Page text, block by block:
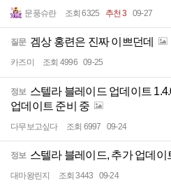
문풍슈란 조회 6325 추천 3 09-27
질문 겜상 홍련은 진짜 이쁘던데
카즈미 조회 4996 09-25
정보 스텔라 블레이드 업데이트
업데이트 준비 중
다무보고싶다 조회 6997 09-24
정보 스텔라 블레이드, 추가 업데이
대마왕린지 조회 3443 09-24